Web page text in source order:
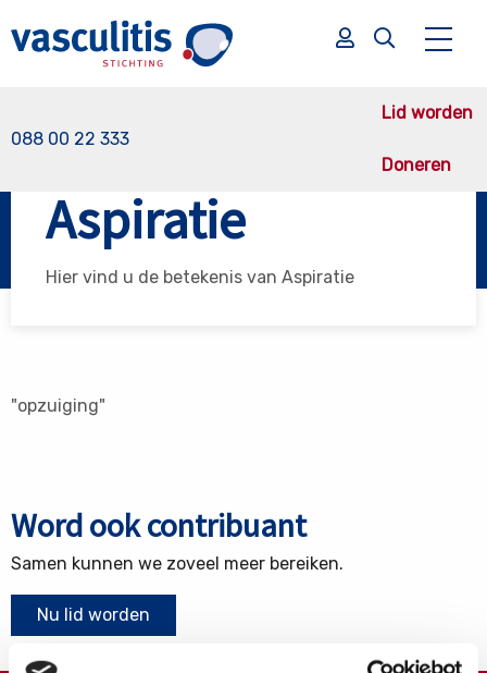
088 00 22 333
Lid worden
Doneren
Zoek
Zoek
Aspiratie
Hier vind u de betekenis van Aspiratie
"opzuiging"
Word ook contribuant
Samen kunnen we zoveel meer bereiken.
Nu lid worden